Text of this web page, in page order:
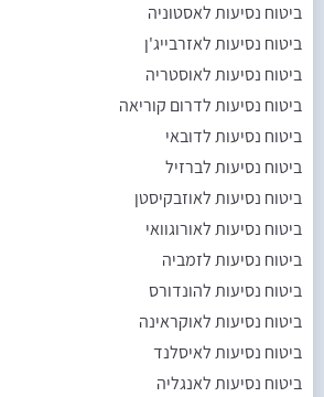
ביטוח נסיעות לאסטוניה
ביטוח נסיעות לאזרבייג'ן
ביטוח נסיעות לאוסטריה
ביטוח נסיעות לדרום קוריאה
ביטוח נסיעות לדובאי
ביטוח נסיעות לברזיל
ביטוח נסיעות לאוזבקיסטן
ביטוח נסיעות לאורוגוואי
ביטוח נסיעות לזמביה
ביטוח נסיעות להונדורס
ביטוח נסיעות לאוקראינה
ביטוח נסיעות לאיסלנד
ביטוח נסיעות לאנגליה